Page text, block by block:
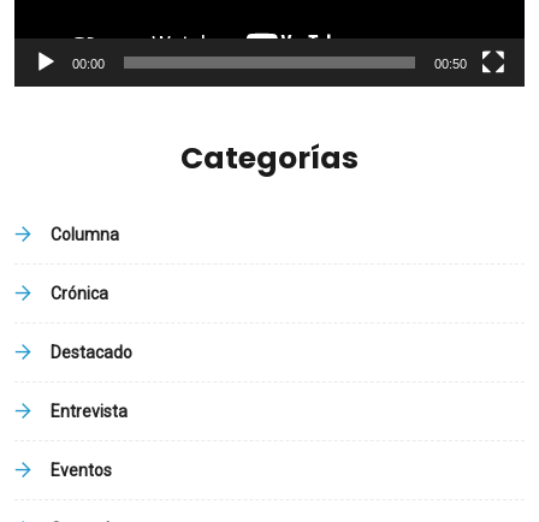
00:00 00:50
Categorías
Columna
Crónica
Destacado
Entrevista
Eventos